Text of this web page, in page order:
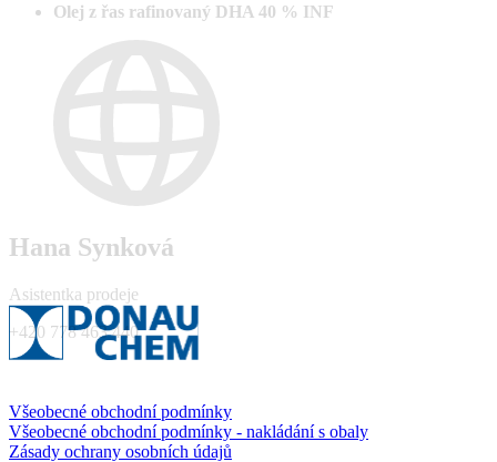
Olej z řas rafinovaný DHA 40 % INF
Hana Synková
Asistentka prodeje
+420 778 463 440
Všeobecné obchodní podmínky
Všeobecné obchodní podmínky - nakládání s obaly
Zásady ochrany osobních údajů